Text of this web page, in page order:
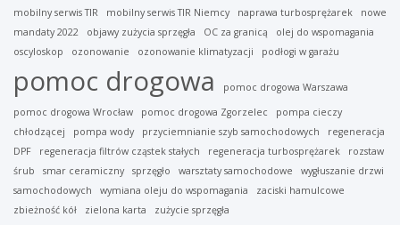
mobilny serwis TIR
mobilny serwis TIR Niemcy naprawa turbosprężarek
nowe
mandaty 2022
objawy zużycia sprzęgła OC za granicą
olej do wspomagania
oscyloskop
ozonowanie ozonowanie klimatyzacji podłogi w garażu
pomoc drogowa
pomoc drogowa Warszawa
pomoc drogowa Wrocław
pomoc drogowa Zgorzelec
pompa cieczy
chłodzącej
pompa wody przyciemnianie szyb samochodowych
regeneracja
DPF
regeneracja filtrów cząstek stałych regeneracja turbosprężarek
rozstaw
śrub
smar ceramiczny sprzęgło warsztaty samochodowe
wygłuszanie drzwi
samochodowych
wymiana oleju do wspomagania
zaciski hamulcowe
zbieżność kół
zielona karta zużycie sprzęgła